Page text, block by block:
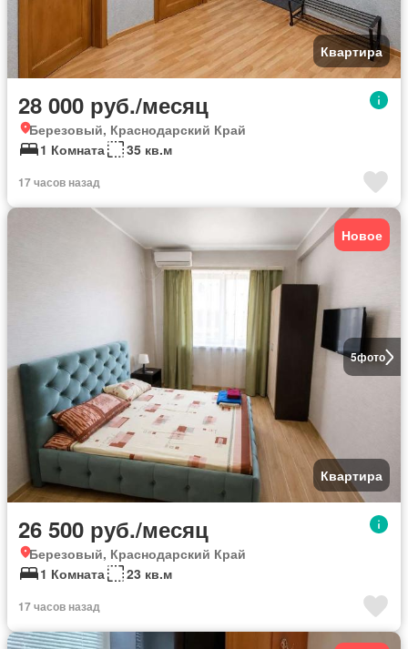
Квартира
28 000 руб./месяц
Березовый, Краснодарский Край
1 Комната
35 кв.м
17 часов назад
5фото
Новое
Квартира
26 500 руб./месяц
Березовый, Краснодарский Край
1 Комната
23 кв.м
17 часов назад